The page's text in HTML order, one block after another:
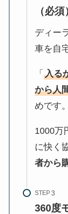
（必須
ディー
車を自
「 入る
から人
めです。
1000万
に快く
者から
STEP
360度